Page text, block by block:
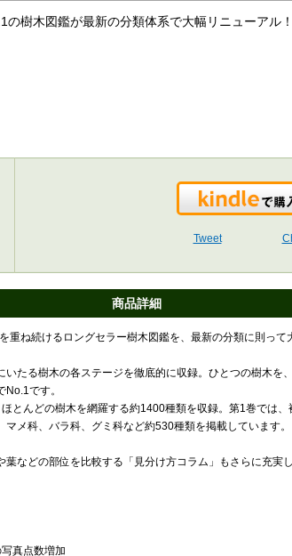
の樹木図鑑が最新の分類体系で大幅リニューアル！
Tweet
商品詳細
ね続けるロングセラー樹木図鑑を、最新の分類に則って
たる樹木の各ステージを徹底的に収録。ひとつの樹木を
です。
とんどの樹木を網羅する約1400種類を収録。第1巻では
メ科、バラ科、グミ科など約530種類を掲載しています。
などの部位を比較する「見分け方コラム」もさらに充実し
真点数増加